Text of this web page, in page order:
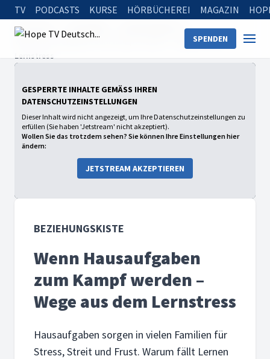
TV PODCASTS KURSE HÖRBÜCHEREI MAGAZIN
SPENDEN
Startseite
Wenn Hausaufgaben zum Kampf werden – Wege aus dem
Lernstress
GESPERRTE INHALTE GEMÄSS IHREN D
ATENSCHUTZEINSTELLUNGEN
Dieser Inhalt wird nicht angezeigt, um Ihre Datenschutzeinstellungen zu
erfüllen (Sie haben 'Jetstream' nicht akzeptiert).
Wollen Sie das trotzdem sehen? Sie können Ihre Einstellungen hier
ändern:
JETSTREAM AKZEPTIEREN
BEZIEHUNGSKISTE
Wenn Hausaufgaben
zum Kampf werden –
Wege aus dem Lernstress
Hausaufgaben sorgen in vielen Familien für
Stress, Streit und Frust. Warum fällt Lernen